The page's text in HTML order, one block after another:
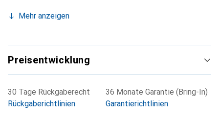
Mehr anzeigen
Preisentwicklung
30 Tage Rückgaberecht
Rückgaberichtlinien
36 Monate Garantie (Bring-In)
Garantierichtlinien